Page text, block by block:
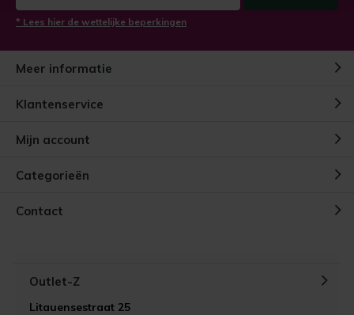
* Lees hier de wettelijke beperkingen
Meer informatie
Klantenservice
Mijn account
Categorieën
Contact
Outlet-Z
Litauensestraat 25